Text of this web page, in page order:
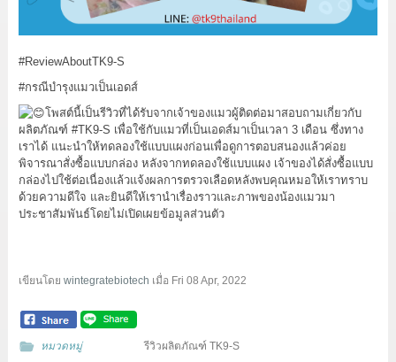
#ReviewAboutTK9-S
#กรณีบำรุงแมวเป็นเอดส์
โพสต์นี้เป็นรีวิวที่ได้รับจากเจ้าของแมวผู้ติดต่อมาสอบถามเกี่ยวกับ
ผลิตภัณฑ์ #TK9-S เพื่อใช้กับแมวที่เป็นเอดส์มาเป็นเวลา 3 เดือน ซึ่งทาง
เราได้ แนะนำให้ทดลองใช้แบบแผงก่อนเพื่อดูการตอบสนองแล้วค่อย
พิจารณาสั่งซื้อแบบกล่อง หลังจากทดลองใช้แบบแผง เจ้าของได้สั่งซื้อแบบ
กล่องไปใช้ต่อเนื่องแล้วแจ้งผลการตรวจเลือดหลังพบคุณหมอให้เราทราบ
ด้วยความดีใจ และยินดีให้เรานำเรื่องราวและภาพของน้องแมวมา
ประชาสัมพันธ์โดยไม่เปิดเผยข้อมูลส่วนตัว
เขียนโดย wintegratebiotech เมื่อ Fri 08 Apr, 2022
หมวดหมู่ รีวิวผลิตภัณฑ์ TK9-S